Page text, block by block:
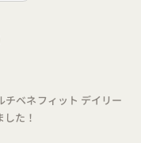
チベネフィット デイリー
た！